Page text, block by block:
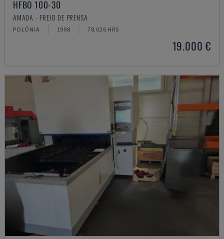
HFBO 100-30
AMADA - FREIO DE PRENSA
POLÓNIA 1998 78.026 HRS
19.000 €